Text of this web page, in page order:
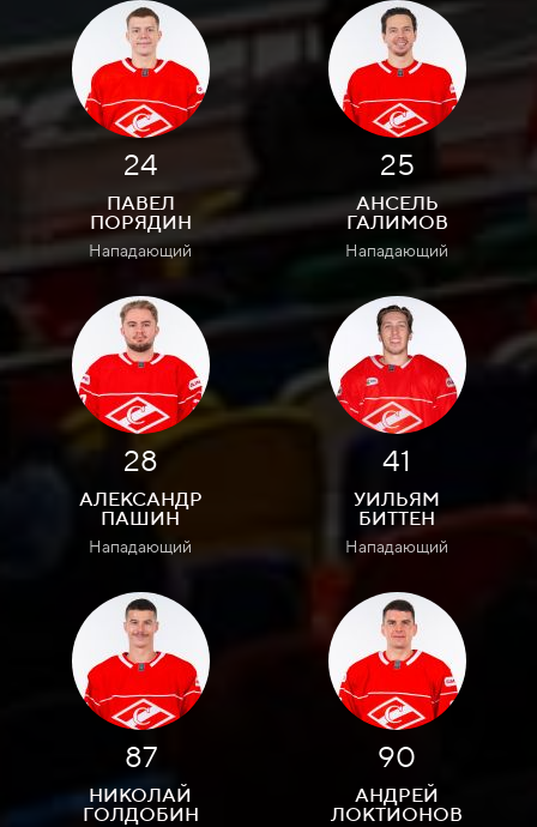
24
ПАВЕЛ
ПОРЯДИН
Нападающий
25
АНСЕЛЬ
ГАЛИМОВ
Нападающий
28
АЛЕКСАНДР
ПАШИН
Нападающий
41
УИЛЬЯМ
БИТТЕН
Нападающий
87
НИКОЛАЙ
ГОЛДОБИН
90
АНДРЕЙ
ЛОКТИОНОВ